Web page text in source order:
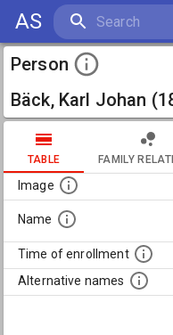
AS
Person
Bäck, Karl Johan
TABLE FAMILY
Image
Name
Time of enrollment
Alternative names